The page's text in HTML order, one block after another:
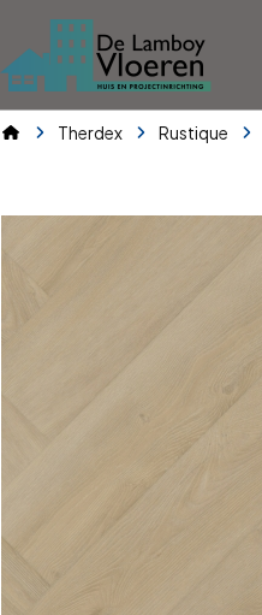
Therdex Rustique